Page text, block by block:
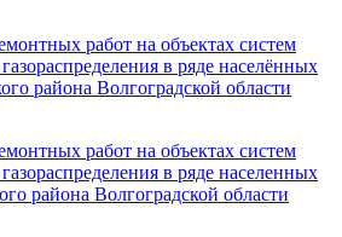
работ на объектах систем
в ряде населённых
района Волгоградской области
работ на объектах систем
в ряде населенных
района Волгоградской области